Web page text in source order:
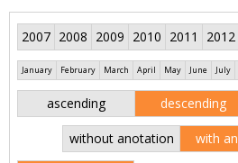
2007 2008 2009 2010 2011 2012
January February March April May June July
ascending descending
without anotation with